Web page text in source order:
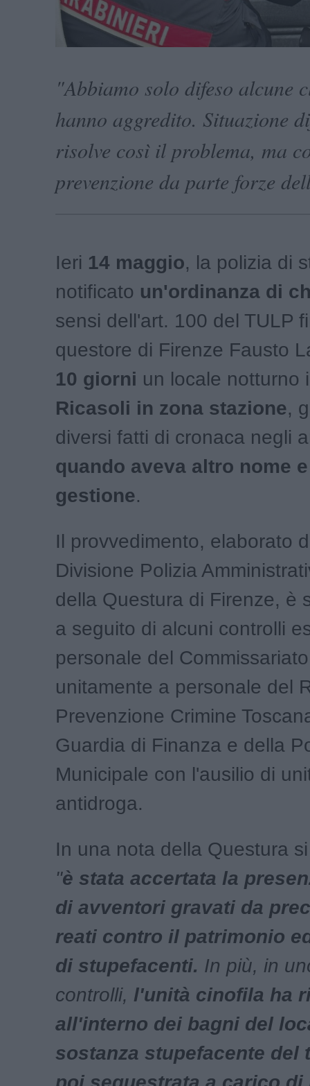
"Abbiamo solo difeso alcune
hanno aggredito. Situazione
risolve così il problema, ma
prevenzione da parte forze
Ieri 14 maggio, la polizia di
notificato un'ordinanza di
sensi dell'art. 100 del TULP
questore di Firenze Fausto
10 giorni un locale notturno
Ricasoli in zona stazione,
diversi fatti di cronaca negli
quando aveva altro nome
gestione.
Il provvedimento, elaborato
Divisione Polizia
della Questura di Firenze, è
a seguito di alcuni controlli
personale del
unitamente a personale del
Prevenzione Crimine
Guardia di Finanza e della
Municipale con l'ausilio di
antidroga.
In una nota della Questura
"è stata accertata la
di avventori gravati da
reati contro il patrimonio
di stupefacenti. In più, in
controlli, l'unità cinofila ha
all'interno dei bagni del
sostanza stupefacente del